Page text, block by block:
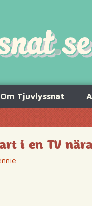
Om Tjuvlyssnat
i en TV